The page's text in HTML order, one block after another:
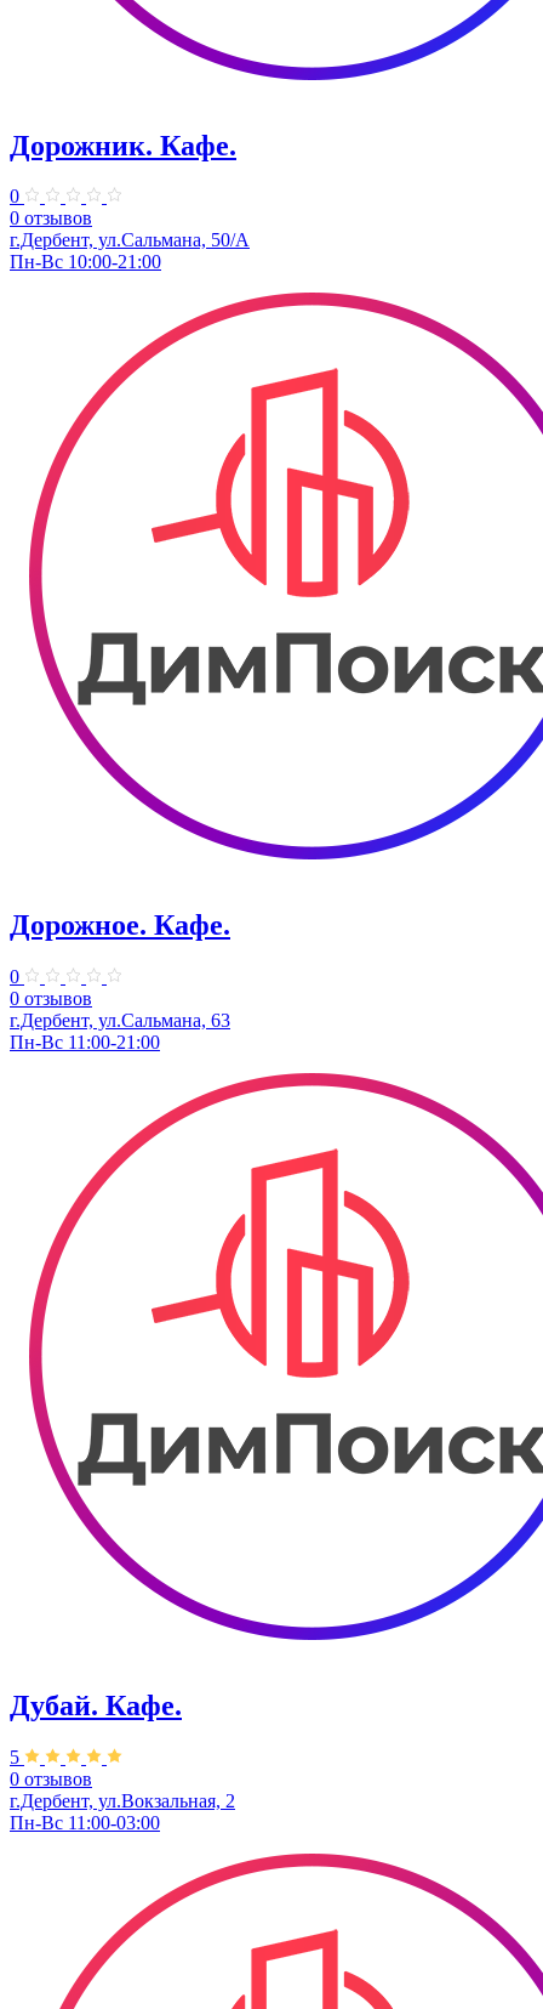
Дорожник. Кафе.
0
0 отзывов
г.Дербент, ул.Сальмана, 50/А
Пн-Вс 10:00-21:00
Дорожное. Кафе.
0
0 отзывов
г.Дербент, ул.Сальмана, 63
Пн-Вс 11:00-21:00
Дубай. Кафе.
5
0 отзывов
г.Дербент, ​ул.Вокзальная, 2
Пн-Вс 11:00-03:00